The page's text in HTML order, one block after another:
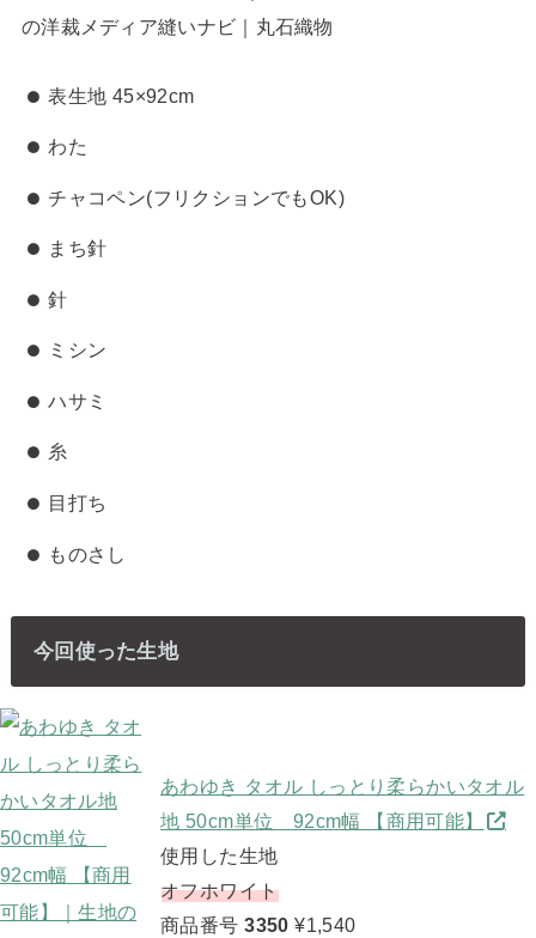
表生地 45×92cm
わた
チャコペン(フリクションでもOK)
まち針
針
ミシン
ハサミ
糸
目打ち
ものさし
今回使った生地
あわゆき タオル しっとり柔らかいタオル
地 50cm単位 92cm幅 【商用可能】
使用した生地
オフホワイト
商品番号3350 ¥1,540